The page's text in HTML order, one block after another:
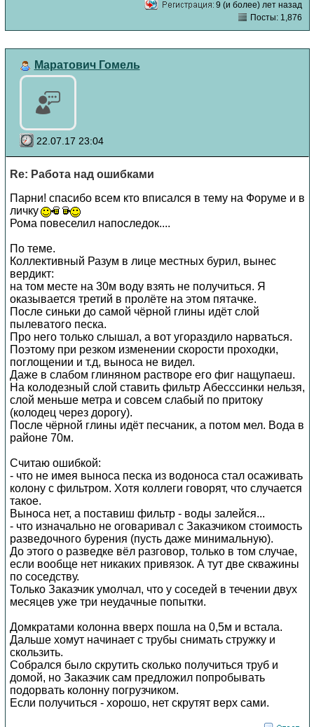
9 (и более) лет назад
Посты: 1,876
Маратович Гомель
22.07.17 23:04
Re: Работа над ошибками
Парни! спасибо всем кто вписался в тему на Форуме и в
личку
Рома повеселил напоследок....
По теме.
Коллективный Разум в лице местных бурил, вынес
вердикт:
на том месте на 30м воду взять не получиться. Я
оказывается третий в пролёте на этом пятачке.
После синьки до самой чёрной глины идёт слой
пылеватого песка.
Про него только слышал, а вот угораздило нарваться.
Поэтому при резком изменении скорости проходки,
поглощении и т.д, выноса не видел.
Даже в слабом глиняном растворе его фиг нащупаеш.
На колодезный слой ставить фильтр Абесссинки нельзя,
слой меньше метра и совсем слабый по притоку
(колодец через дорогу).
После чёрной глины идёт песчаник, а потом мел. Вода в
районе 70м.
Считаю ошибкой:
- что не имея выноса песка из водоноса стал осаживать
колону с фильтром. Хотя коллеги говорят, что случается
такое.
Выноса нет, а поставиш фильтр - воды залейся...
- что изначально не оговаривал с Заказчиком стоимость
разведочного бурения (пусть даже минимальную).
До этого о разведке вёл разговор, только в том случае,
если вообще нет никаких привязок. А тут две скважины
по соседству.
Только Заказчик умолчал, что у соседей в течении двух
месяцев уже три неудачные попытки.
Домкратами колонна вверх пошла на 0,5м и встала.
Дальше хомут начинает с трубы снимать стружку и
скользить.
Собрался было скрутить сколько получиться труб и
домой, но Заказчик сам предложил попробывать
подорвать колонну погрузчиком.
Если получиться - хорошо, нет скрутят верх сами.